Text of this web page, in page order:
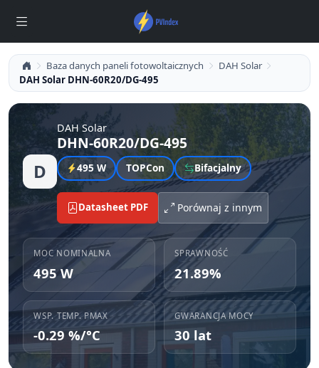
Baza danych paneli fotowoltaicznych
DAH Solar
DAH Solar DHN-60R20/DG-495
D
DAH Solar
DHN-60R20/DG-495
495 W TOPCon Bifacjalny
Datasheet PDF Porównaj z innym
MOC NOMINALNA
495 W
SPRAWNOŚĆ
21.89%
WSP. TEMP. PMAX
-0.29 %/°C
GWARANCJA MOCY
30 lat